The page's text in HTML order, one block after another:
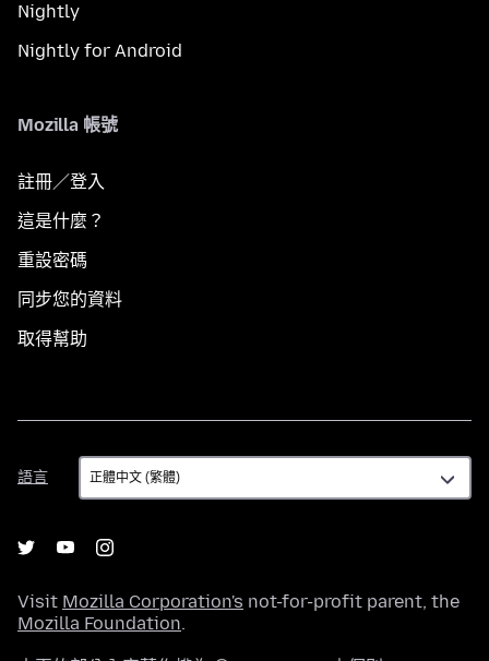
Nightly
Nightly for Android
Mozilla 帳號
註冊／登入
這是什麼？
重設密碼
同步您的資料
取得幫助
語言
語
言
Visit Mozilla Corporation's not-for-profit parent, the
Mozilla Foundation.